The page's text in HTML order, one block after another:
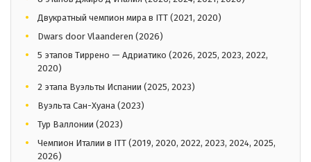
Двукратный чемпион мира в ITT (2021, 2020)
Dwars door Vlaanderen (2026)
5 этапов Тиррено — Адриатико (2026, 2025, 2023, 2022,
2020)
2 этапа Вуэльты Испании (2025, 2023)
Вуэльта Сан-Хуана (2023)
Тур Валлонии (2023)
Чемпион Италии в ITT (2019, 2020, 2022, 2023, 2024, 2025,
2026)